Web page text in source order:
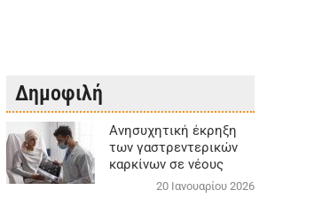
Δημοφιλή
Aνησυχητική έκρηξη
των γαστρεντερικών
καρκίνων σε νέους
20 Ιανουαρίου 2026